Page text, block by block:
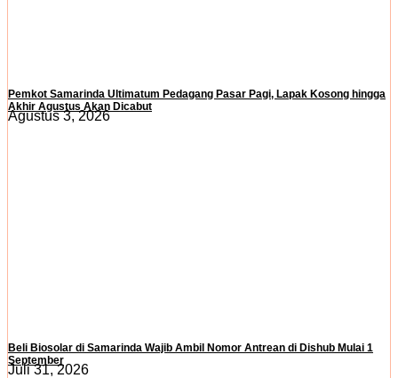
Pemkot Samarinda Ultimatum Pedagang Pasar Pagi, Lapak Kosong hingga
Akhir Agustus Akan Dicabut
Agustus 3, 2026
Beli Biosolar di Samarinda Wajib Ambil Nomor Antrean di Dishub Mulai 1
September
Juli 31, 2026